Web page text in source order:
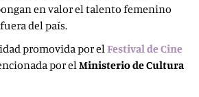
en valor el talento femenino
del país.
promovida por elFestival de Cine
por elMinisterio de Cultura